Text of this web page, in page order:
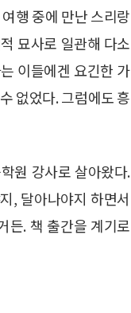
행 중에 만난 스리랑
묘사로 일관해 다소
이들에겐 요긴한 가
없었다. 그럼에도 흥
원 강사로 살아왔다.
, 달아나야지 하면서
든. 책 출간을 계기로